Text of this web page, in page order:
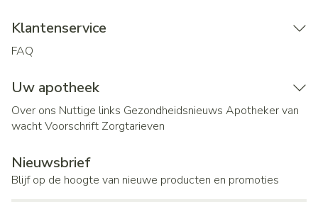
Klantenservice
FAQ
Uw apotheek
Over ons Nuttige links Gezondheidsnieuws Apotheker van
wachtVoorschrift Zorgtarieven
Nieuwsbrief
Blijf op de hoogte van nieuwe producten en promoties